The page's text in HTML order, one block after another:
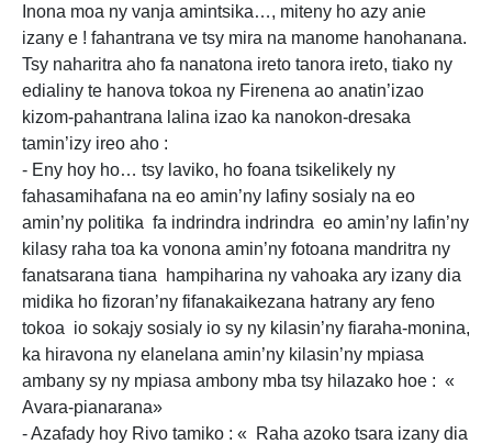
Inona moa ny vanja amintsika…, miteny ho azy anie
izany e ! fahantrana ve tsy mira na manome hanohanana.
Tsy naharitra aho fa nanatona ireto tanora ireto, tiako ny
edialiny te hanova tokoa ny Firenena ao anatin’izao
kizom-pahantrana lalina izao ka nanokon-dresaka
tamin’izy ireo aho :
- Eny hoy ho… tsy laviko, ho foana tsikelikely ny
fahasamihafana na eo amin’ny lafiny sosialy na eo
amin’ny politika fa indrindra indrindra eo amin’ny lafin’ny
kilasy raha toa ka vonona amin’ny fotoana mandritra ny
fanatsarana tiana hampiharina ny vahoaka ary izany dia
midika ho fizoran’ny fifanakaikezana hatrany ary feno
tokoa io sokajy sosialy io sy ny kilasin’ny fiaraha-monina,
ka hiravona ny elanelana amin’ny kilasin’ny mpiasa
ambany sy ny mpiasa ambony mba tsy hilazako hoe : «
Avara-pianarana»
- Azafady hoy Rivo tamiko : « Raha azoko tsara izany dia